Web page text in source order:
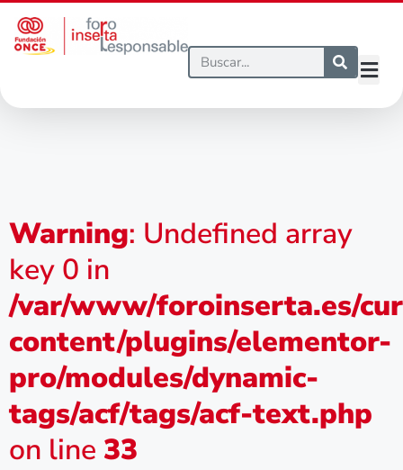
Warning: Undefined array
key 0 in
/var/www/foroinserta.es/
content/plugins/elementor-
pro/modules/dynamic-
tags/acf/tags/acf-text.php
on line 33